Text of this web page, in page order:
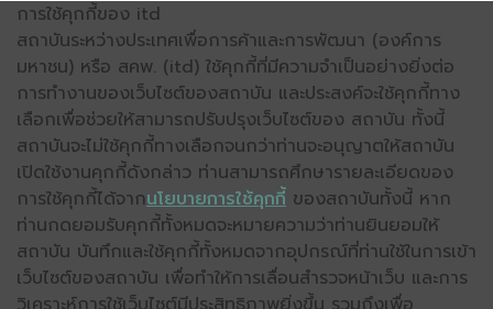
การใช้คุกกี้ของ itd
สถาบันระหว่างประเทศเพื่อการค้าและการพัฒนา (องค์การ
มหาชน) หรือ สคพ. (itd) ใช้คุกกี้ที่มีความจำเป็นอย่างยิ่งต่อ
การทำงานของเว็บไซต์ของสถาบัน และประสงค์จะใช้คุกกี้ทาง
เลือกเพื่อช่วยให้สามารถปรับปรุงเว็บไซต์ของ สถาบัน ทั้งนี้
สถาบันจะไม่ใช้คุกกี้ทางเลือกจนกว่าท่านจะอนุญาตให้สถาบัน
เปิดใช้งานคุกกี้ดังกล่าว ท่านสามารถศึกษารายละเอียดของ
การใช้คุกกี้ได้จากนโยบายการใช้คุกกี้ ของสถาบันทั้งนี้ หาก
ท่านกดยอมรับคุกกี้ทั้งหมดจะหมายความว่าท่านยินยอมให้
สถาบัน บันทึกและใช้คุกกี้ทั้งหมดจากอุปกรณ์ที่ท่านใช้ในการเข้า
เว็บไซต์ของสถาบัน เพื่อทำให้การเลื่อนสำรวจหน้าเว็บ และการ